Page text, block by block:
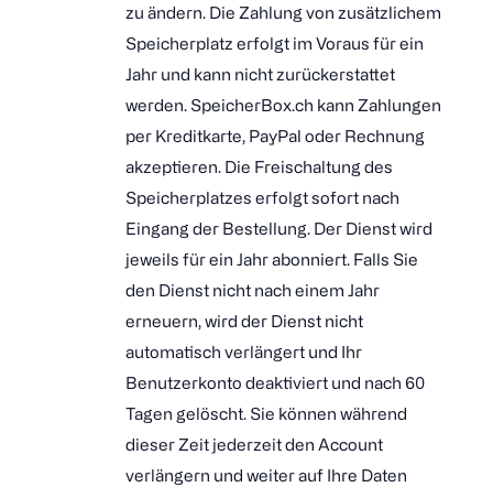
zu ändern. Die Zahlung von zusätzlichem
Speicherplatz erfolgt im Voraus für ein
Jahr und kann nicht zurückerstattet
werden. SpeicherBox.ch kann Zahlungen
per Kreditkarte, PayPal oder Rechnung
akzeptieren. Die Freischaltung des
Speicherplatzes erfolgt sofort nach
Eingang der Bestellung. Der Dienst wird
jeweils für ein Jahr abonniert. Falls Sie
den Dienst nicht nach einem Jahr
erneuern, wird der Dienst nicht
automatisch verlängert und Ihr
Benutzerkonto deaktiviert und nach 60
Tagen gelöscht. Sie können während
dieser Zeit jederzeit den Account
verlängern und weiter auf Ihre Daten